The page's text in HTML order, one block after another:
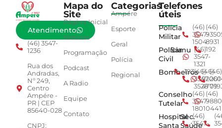
Atendimento
(46) 3547-
1236
Rua dos
Andradas,
Nº 249,
Centro
Ampére -
PR | CEP
85640-028
CNPJ:
Mapa do
Site
Página Inicial
Notícias
Programação
Podcast
A Radio
Equipe
Contato
Categorias
Ampére
Esporte
Geral
Polícia
Regional
Telefones
úteis
Polícia
Militar
(46)
3547-
1504
(46)
8931
Polícia
Civil
Samu (46)
3547-
1321
192
Bombeiros
193(46)
3547-
3528
(46)
4779
(46)
Conselho
Tutelar
(46)
3547-
1801
(46)
0441
Hospital
Santa
Sec.
Saúde
(46)
3547-